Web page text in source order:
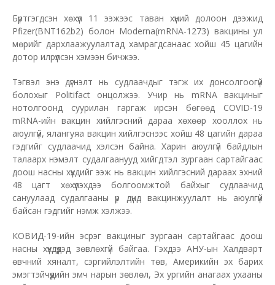
Бүртгэгдсэн хөхүүл 11 ээжээс таван хүний долоон дээжид
Pfizer(BNT162b2) болон Moderna(mRNA-1273) вакцины ул
мөрийг дархлаажуулалтад хамрагдсанаас хойш 45 цагийн
дотор илрүүлсэн хэмээн бичжээ.
Тэгвэл энэ дүгнэлт нь судлаачдыг тэгж их донсолгоогүй
болохыг Politifact онцолжээ. Учир нь mRNA вакциныг
нотолгоонд суурилан гаргаж ирсэн бөгөөд COVID-19
mRNA-ийн вакцин хийлгэсний дараа хөхөөр хооллох нь
аюулгүй, ялангуяа вакцин хийлгэснээс хойш 48 цагийн дараа
гэдгийг судлаачид хэлсэн байна. Харин аюулгүй байдлын
талаарх нэмэлт судалгаанууд хийгдтэл зургаан сартайгаас
доош насны хүүхдийг ээж нь вакцин хийлгэсний дараах эхний
48 цагт хөхүүлэхдээ болгоомжтой байхыг судлаачид
сануулаад судалгааны үр дүнд вакцинжуулалт нь аюулгүй
байсан гэдгийг нэмж хэлжээ.
КОВИД-19-ийн эсрэг вакциныг зургаан сартайгаас доош
насны хүүхдүүдэд зөвлөхгүй байгаа. Гэхдээ АНУ-ын Халдварт
өвчний хяналт, сэргийлэлтийн төв, Америкийн эх барих
эмэгтэйчүүдийн эмч нарын зөвлөл, Эх ургийн анагаах ухааны